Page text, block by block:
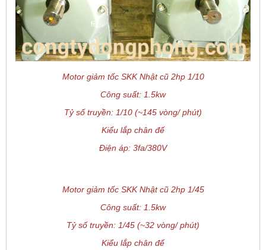
Motor giảm tốc SKK Nhật cũ 2hp 1/10
Công suất: 1.5kw
Tỷ số truyền: 1/10 (~145 vòng/ phút)
Kiểu lắp chân đế
Điện áp: 3fa/380V
Motor giảm tốc SKK Nhật cũ 2hp 1/45
Công suất: 1.5kw
Tỷ số truyền: 1/45 (~32 vòng/ phút)
Kiểu lắp chân đế